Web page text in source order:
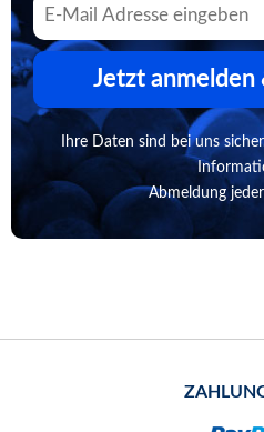
Jetzt anmelden
Ihre Daten sind bei uns
Abmeldung